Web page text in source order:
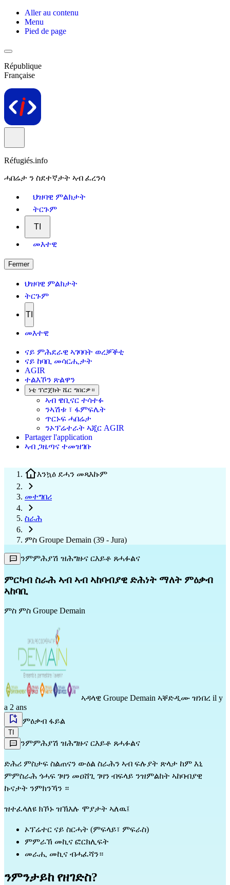
Aller au contenu
Menu
Pied de page
République
Française
Réfugiés.info
ሓበሬታ ን ስደተኛታት ኣብ ፈረንሳ
ህዝባዊ ምልክታት
ትርጉም
TI
መእተዊ
Fermer
ህዝባዊ ምልክታት
ትርጉም
TI
መእተዊ
ናይ ምሕደራዊ ኣገባባት ወረቓቕቲ
ናይ ከባቢ መሳርሒታት
AGIR
ተልእኾን ጽልዋን
ነቲ ፕሮጀክት ሼር ግበርዎ።
ኣብ ዌቢናር ተሳተፉ
ንኣሽቱ ፣ ፋምፍሌት
ጥርኑፍ ሓበሬታ
ንኦፕሬተራት ኣጂር AGIR
Partager l'application
ኣብ ጋዜጣና ተመዝገቡ
እንኳዕ ደሓን መጻእኩም
መተግበሪ
ስራሕ
ምስ Groupe Demain (39 - Jura)
ንምምሕያሽ ዝሕግዙና ርእይቶ ጸሓፉልና
ምርካብ ስራሕ ኣብ ኣብ ኣከባብያዊ ድሕነት ማለት ምዕቃብ
ኣከባቢ
ምስ ምስ Groupe Demain
ኣዳላዊ Groupe Demain ኣቐድዲሙ ዝነበረ il y
a 2 ans
ምዕቃብ ፋይል
TI
ንምምሕያሽ ዝሕግዙና ርእይቶ ጸሓፉልና
ድሕሪ ምስታፍ ስልጠናን ውዕል ስራሕን ኣብ ፍሉያት ጽላታ ከም እኒ
ምምስራሕ ጎሓፍ ገዛን መዐሸጊ ገዛን ብፍላይ ንዝምልከት ኣከባብያዊ
ኩናታት ንምክንኻን ።
ዝተፈላለዩ ክኾኑ ዝኽእሉ ሞያታት ኣለዉ፤
ኦፕሬተር ናይ ስርሓት (ምፍላይ፣ ምፍራስ)
ምምራኽ መኪና ፎርክሊፍት
መራሒ መኪና ብሓፈሻን።
ንምንታይከ የዘገድስ?